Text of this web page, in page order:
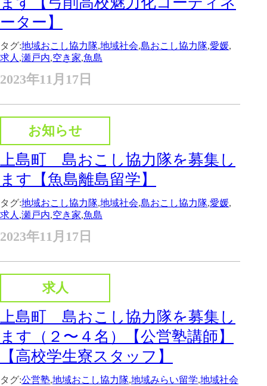
ーター】
タグ:地域おこし協力隊,地域社会,島おこし協力隊,愛媛,
求人 ,瀬戸内,空き家,魚島
2023年11月17日
お知らせ
上島町 島おこし協力隊を募集し
ます【魚島離島留学】
タグ:地域おこし協力隊,地域社会,島おこし協力隊,愛媛,
求人 ,瀬戸内,空き家,魚島
2023年11月17日
求人
上島町 島おこし協力隊を募集し
ます（２〜４名）【公営塾講師】
【高校学生寮スタッフ】
タグ:公営塾,地域おこし協力隊,地域みらい留学,地域社会